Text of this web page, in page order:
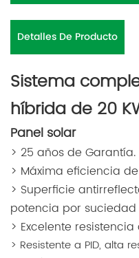
Detalles De Producto
Sistema
híbrida de 20
Panel solar
> 25 años de Garantía.
> Máxima eficiencia
> Superficie
potencia por suciedad
> Excelente
> Resistente a PID, alta